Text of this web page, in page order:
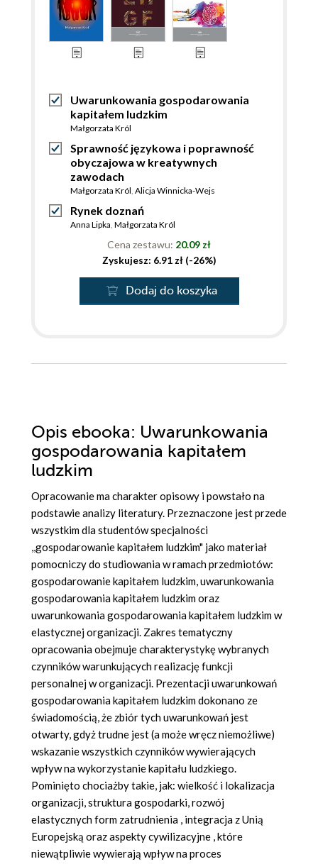
Uwarunkowania gospodarowania
kapitałem ludzkim
Małgorzata Król
Sprawność językowa i poprawność
obyczajowa w kreatywnych
zawodach
Małgorzata Król, Alicja Winnicka-Wejs
Rynek doznań
Anna Lipka, Małgorzata Król
Cena zestawu: 20.09 zł
Zyskujesz: 6.91 zł (-26%)
Dodaj do koszyka
Opis ebooka: Uwarunkowania
gospodarowania kapitałem
ludzkim
Opracowanie ma charakter opisowy i powstało na
podstawie analizy literatury. Przeznaczone jest przede
wszystkim dla studentów specjalności
,,gospodarowanie kapitałem ludzkim" jako materiał
pomocniczy do studiowania w ramach przedmiotów:
gospodarowanie kapitałem ludzkim, uwarunkowania
gospodarowania kapitałem ludzkim oraz
uwarunkowania gospodarowania kapitałem ludzkim w
elastycznej organizacji. Zakres tematyczny
opracowania obejmuje charakterystykę wybranych
czynników warunkujących realizację funkcji
personalnej w organizacji. Prezentacji uwarunkowań
gospodarowania kapitałem ludzkim dokonano ze
świadomością, że zbiór tych uwarunkowań jest
otwarty, gdyż trudne jest (a może wręcz niemożliwe)
wskazanie wszystkich czynników wywierających
wpływ na wykorzystanie kapitału ludzkiego.
Pominięto chociażby takie, jak: wielkość i lokalizacja
organizacji, struktura gospodarki, rozwój
elastycznych form zatrudnienia , integracja z Unią
Europejską oraz aspekty cywilizacyjne , które
niewątpliwie wywierają wpływ na proces